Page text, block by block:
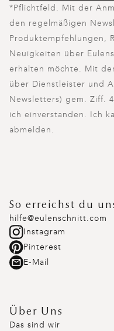
*Pflichtfeld. Mit der
den regelmäßigen
Produktempfehlungen,
Neuigkeiten über
erhalten möchte. Mit
über Dienstleister und
Newsletters) gem. Ziff.
ich einverstanden. Ich
abmelden.
So erreichst du
hilfe@eulenschnitt.com
Instagram
Pinterest
E-Mail
Über Uns
Das sind wir